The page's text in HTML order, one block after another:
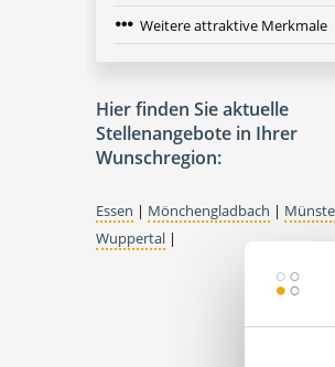
Weitere attraktive Merkmale
Hier finden Sie aktuelle
Stellenangebote in Ihrer
Wunschregion:
Essen | Mönchengladbach |
Wuppertal |